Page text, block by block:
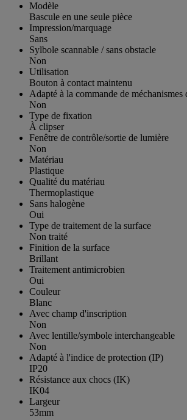
Modèle
Bascule en une seule pièce
Impression/marquage
Sans
Sylbole scannable / sans obstacle
Non
Utilisation
Bouton à contact maintenu
Adapté à la commande de méchanismes
Non
Type de fixation
À clipser
Fenêtre de contrôle/sortie de lumière
Non
Matériau
Plastique
Qualité du matériau
Thermoplastique
Sans halogène
Oui
Type de traitement de la surface
Non traité
Finition de la surface
Brillant
Traitement antimicrobien
Oui
Couleur
Blanc
Avec champ d'inscription
Non
Avec lentille/symbole interchangeable
Non
Adapté à l'indice de protection (IP)
IP20
Résistance aux chocs (IK)
IK04
Largeur
53mm